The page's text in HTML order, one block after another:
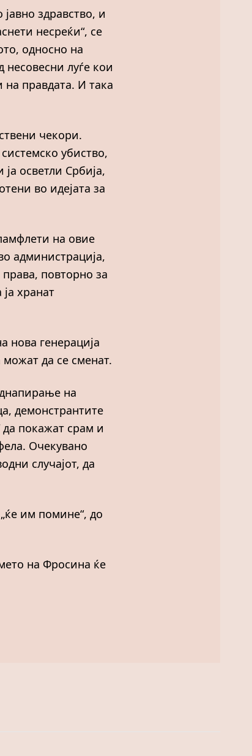
здравство, и
несреќи“, се
односно на
несовесни луѓе кои
правдата. И така
чекори.
убиство,
осветли Србија,
во идејата за
на овие
администрација,
повторно за
хранат
нова генерација
да се сменат.
на
демонстрантите
да покажат срам и
Очекувано
случајот, да
им помине“, до
на Фросина ќе